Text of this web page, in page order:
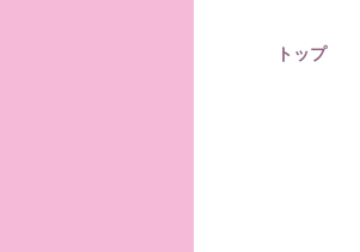
トップ